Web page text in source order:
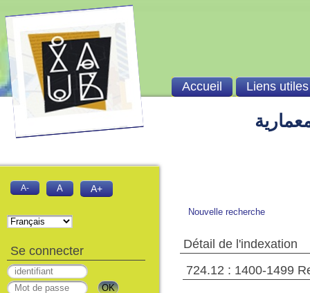
Nouvelle recherche
Détail de l'indexation
724.12 : 1400-1499
Accueil Liens utiles
A- A A+
Se connecter